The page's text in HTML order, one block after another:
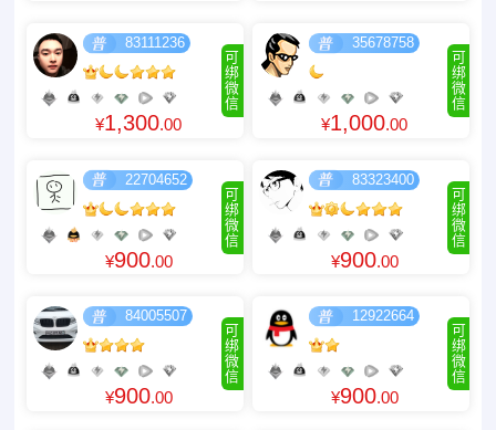
可
绑
微
信
83111236
¥1,300.00
可
绑
微
信
35678758
¥1,000.00
可
绑
微
信
22704652
¥900.00
可
绑
微
信
83323400
¥900.00
可
绑
微
信
84005507
¥900.00
可
绑
微
信
12922664
¥900.00